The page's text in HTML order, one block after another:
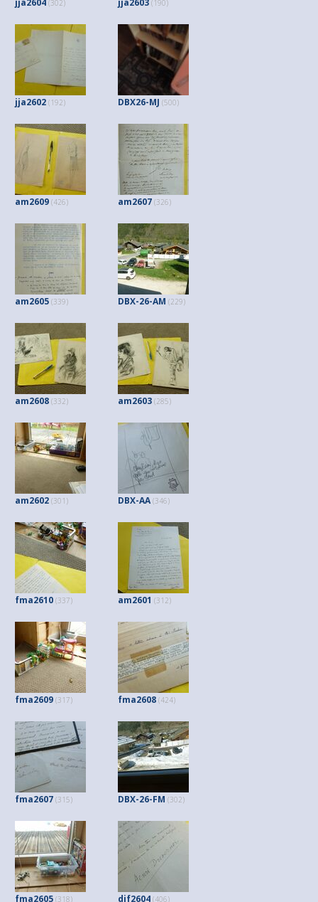
jja2604 (302) jja2603 (190)
jja2602 (192) DBX26-MJ (500)
am2609 (426) am2607 (326)
am2605 (339) DBX-26-AM (229)
am2608 (332) am2603 (285)
am2602 (301) DBX-AA (346)
fma2610 (337) am2601 (312)
fma2609 (317) fma2608 (424)
fma2607 (315) DBX-26-FM (302)
fma2605 (318) djf2604 (406)